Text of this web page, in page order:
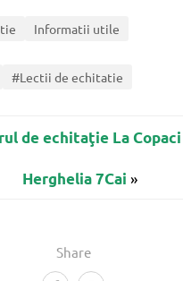
Share
Informatii utile
#Lectii de echitatie
de echitaţie La Copaci
Herghelia 7Cai »